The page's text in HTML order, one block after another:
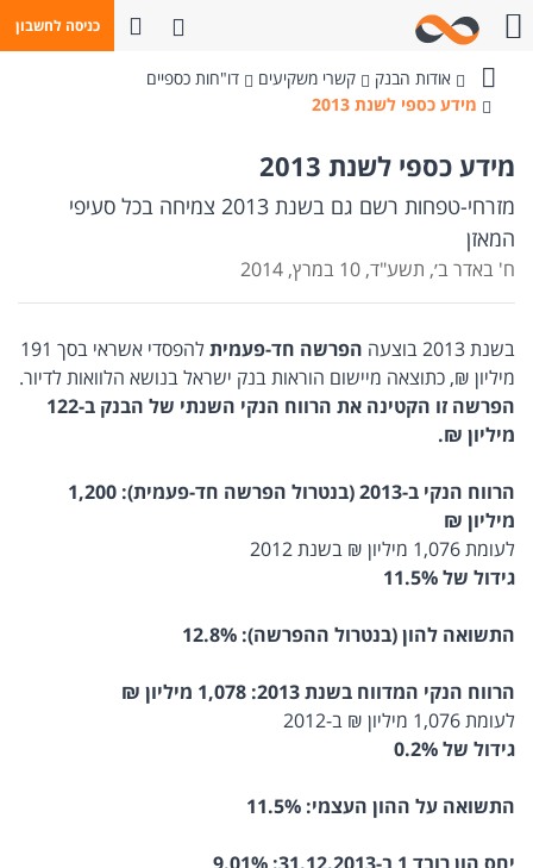
כניסה לחשבון
פתח חיפושחייגו אלינו
בנק
אודות הבנק קשרי משקיעים
דו"חות כספיים
מידע כספי לשנת 2013
מידע כספי לשנת 2013
מזרחי-טפחות רשם גם בשנת 2013 צמיחה בכל סעיפי
המאזן
ח' באדר ב׳, תשע"ד, 10 במרץ, 2014
בשנת 2013 בוצעה הפרשה חד-פעמית
להפסדי אשראי בסך 191
מיליון ₪, כתוצאה מיישום הוראות בנק ישראל בנושא הלוואות לדיור.
הפרשה זו הקטינה את הרווח הנקי השנתי של הבנק ב-122
מיליון ₪.
הרווח הנקי ב-2013 (בנטרול הפרשה חד-פעמית) : 1,200
מיליון ₪
לעומת 1,076 מיליון ₪ בשנת 2012
גידול של 11.5%
התשואה להון(בנטרול ההפרשה): 12.8%
הרווח הנקי המדווח בשנת 2013:
לעומת 1,076 מיליון ₪ ב-2012
גידול של 0.2%
התשואה על ההון העצמי: 11.5%